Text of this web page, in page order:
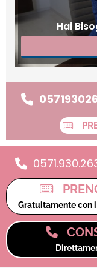
Hai
Gratuitamente con